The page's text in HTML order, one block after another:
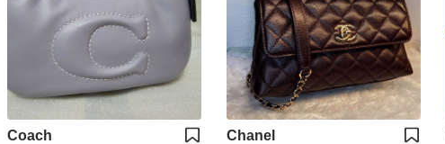
Coach Chanel